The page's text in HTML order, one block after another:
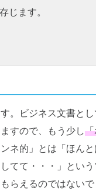
じます。
。ビジネス文書とし
すので、もう少し「
ネ的」とは「ほん
てて・・・」とい
らえるのではない